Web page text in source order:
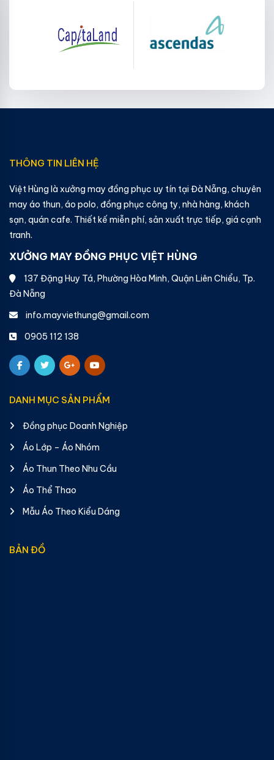
THÔNG TIN LIÊN HỆ
Việt Hùng là xưởng may đồng phục uy tín tại Đà Nẵng, chuyên
may áo thun, áo polo, đồng phục công ty, nhà hàng, khách
sạn, quán cafe. Thiết kế miễn phí, sản xuất trực tiếp, giá cạnh
tranh.
XƯỞNG MAY ĐỒNG PHỤC VIỆT HÙNG
137 Đặng Huy Tá, Phường Hòa Minh, Quận Liên Chiểu, Tp.
Đà Nẵng
info.mayviethung@gmail.com
0905 112 138
DANH MỤC SẢN PHẨM
Đồng phục Doanh Nghiệp
Áo Lớp – Áo Nhóm
Áo Thun Theo Nhu Cầu
Áo Thể Thao
Mẫu Áo Theo Kiểu Dáng
BẢN ĐỒ